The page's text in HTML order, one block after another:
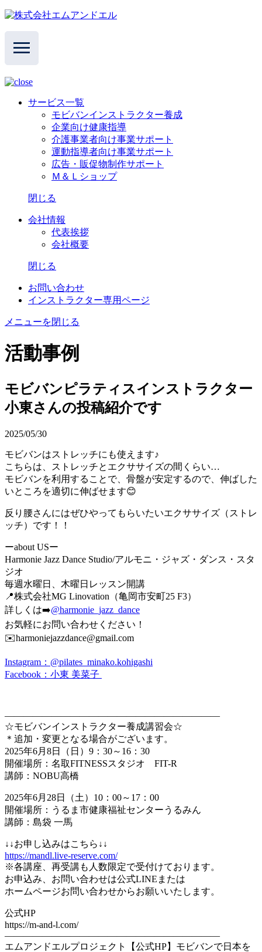
サービス一覧
モビバンインストラクター養成
企業向け健康指導
介護事業者向け事業サポート
運動指導者向け事業サポート
広告・販促物制作サポート
Ｍ＆Ｌショップ
閉じる
会社情報
代表挨拶
会社概要
閉じる
お問い合わせ
インストラクター専用ページ
メニューを閉じる
活動事例
モビバンピラティスインストラクター
小東さんの投稿紹介です
2025/05/30
モビバンはストレッチにも使えます♪
こちらは、ストレッチとエクササイズの間くらい…
モビバンを利用することで、骨盤が安定するので、伸ばした
いところを適切に伸ばせます😊
反り腰さんにはぜひやってもらいたいエクササイズ（ストレ
ッチ）です！！
ーabout USー
Harmonie Jazz Dance Studio/アルモニ・ジャズ・ダンス・スタ
ジオ
毎週水曜日、木曜日レッスン開講
📍株式会社MG Linovation（亀岡市安町25 F3）
詳しくは➡️@harmonie_jazz_dance
お気軽にお問い合わせください！
✉️harmoniejazzdance@gmail.com
Instagram：@pilates_minako.kohigashi
Facebook：小東 美菜子
———————————————————————
☆モビバンインストラクター養成講習会☆
＊追加・変更となる場合がございます。
2025年6月8日（日）9：30～16：30
開催場所：名取FITNESSスタジオ FIT-R
講師：NOBU高橋
2025年6月28日（土）10：00～17：00
開催場所：うるま市健康福祉センターうるみん
講師：島袋 一馬
↓↓お申し込みはこちら↓↓
https://mandl.live-reserve.com/
※各講座、再受講も人数限定で受付けております。
お申込み、お問い合わせは公式LINEまたは
ホームページお問い合わせからお願いいたします。
公式HP
https://m-and-l.com/
———————————————————————
エムアンドエルプロジェクト【公式HP】モビバンで日本を